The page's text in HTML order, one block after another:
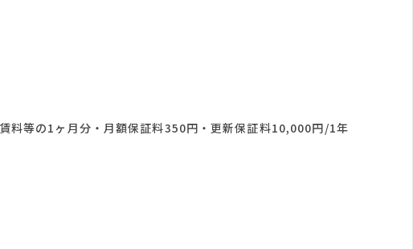
料等の1ヶ月分・月額保証料350円・更新保証料10,000円/1年